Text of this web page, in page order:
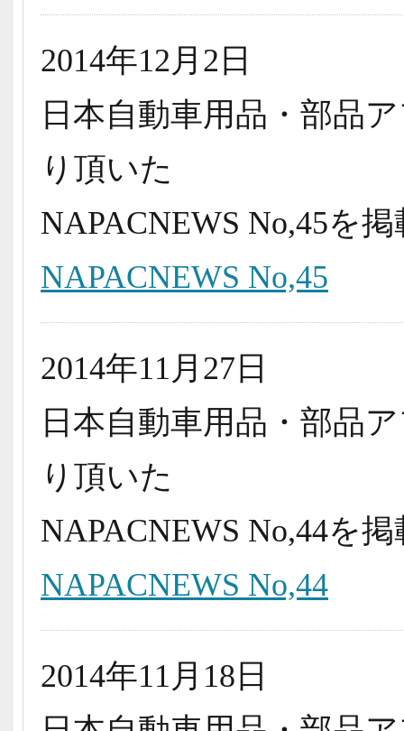
2014年12月2日
日本自動車用品・部品
り頂いた
NAPACNEWS No,45を
NAPACNEWS No,45
2014年11月27日
日本自動車用品・部品
り頂いた
NAPACNEWS No,44を
NAPACNEWS No,44
2014年11月18日